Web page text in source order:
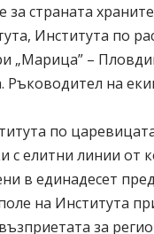
за страната
Института по
„Марица” –
Ръководител на
по
с елитни линии от
в единадесет
на Института
за